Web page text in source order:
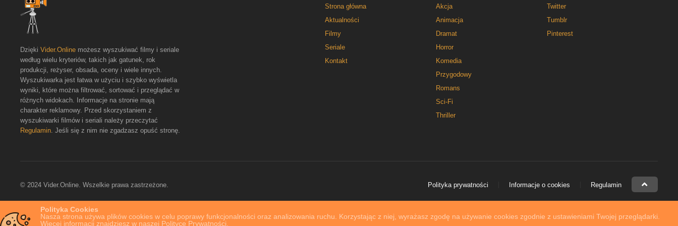
Polityka Cookies
Nasza strona używa plików cookies w celu poprawy funkcjonalności oraz analizowania ruchu. Korzystając z niej, wyrażasz zgodę na używanie cookies zgodnie z ustawieniami Twojej przeglądarki.
Więcej informacji znajdziesz w naszej Polityce Prywatności.
Strona główna
Aktualności
Filmy
Seriale
Kontakt
Akcja
Animacja
Dramat
Horror
Komedia
Przygodowy
Romans
Sci-Fi
Thriller
Twitter
Tumblr
Pinterest
Dzięki Vider.Online możesz wyszukiwać filmy i seriale
według wielu kryteriów, takich jak gatunek, rok
produkcji, reżyser, obsada, oceny i wiele innych.
Wyszukiwarka jest łatwa w użyciu i szybko wyświetla
wyniki, które można filtrować, sortować i przeglądać w
różnych widokach. Informacje na stronie mają
charakter reklamowy. Przed skorzystaniem z
wyszukiwarki filmów i seriali należy przeczytać
Regulamin. Jeśli się z nim nie zgadzasz opuść stronę.
© 2024 Vider.Online. Wszelkie prawa zastrzeżone. Polityka prywatności Informacje o cookies Regulamin